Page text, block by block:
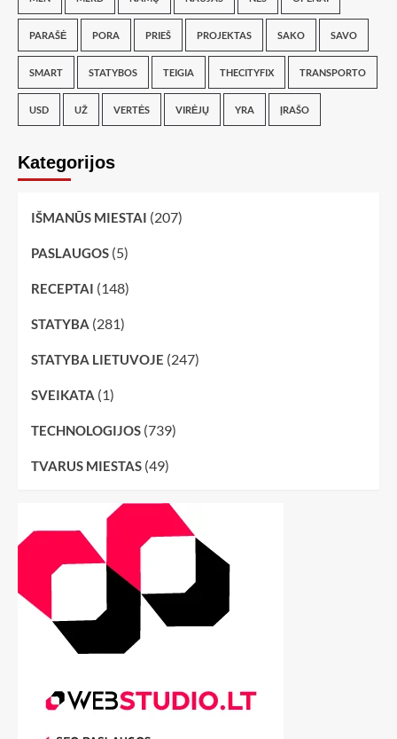
PARAŠĖ PORA PRIEŠ PROJEKTAS SAKO SAVO
SMART STATYBOS TEIGIA THECITYFIX TRANSPORTO
USD UŽ VERTĖS VIRĖJŲ YRA ĮRAŠO
Kategorijos
IŠMANŪS MIESTAI (207)
PASLAUGOS (5)
RECEPTAI (148)
STATYBA (281)
STATYBA LIETUVOJE (247)
SVEIKATA (1)
TECHNOLOGIJOS (739)
TVARUS MIESTAS (49)